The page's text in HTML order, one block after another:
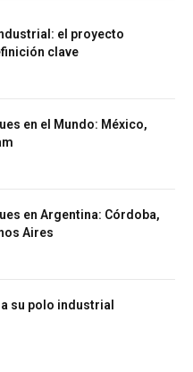
el proyecto
clave
en el Mundo: México,
en Argentina: Córdoba,
Aires
su polo industrial